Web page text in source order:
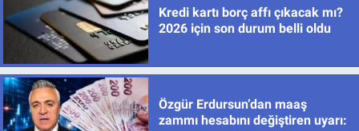
Kredi kartı borç affı çıkacak mı?
2026 için son durum belli oldu
Özgür Erdursun’dan maaş
zammı hesabını değiştiren uyarı: